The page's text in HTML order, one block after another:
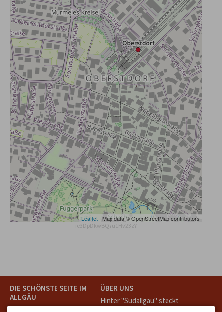
Leaflet | Map data © OpenStreetMap contributors
ie3DpDkwBQ7u1Hv23zY
DIE SCHÖNSTE SEITE IM
ALLGÄU
ÜBER UNS
Hinter "Südallgäu" steckt